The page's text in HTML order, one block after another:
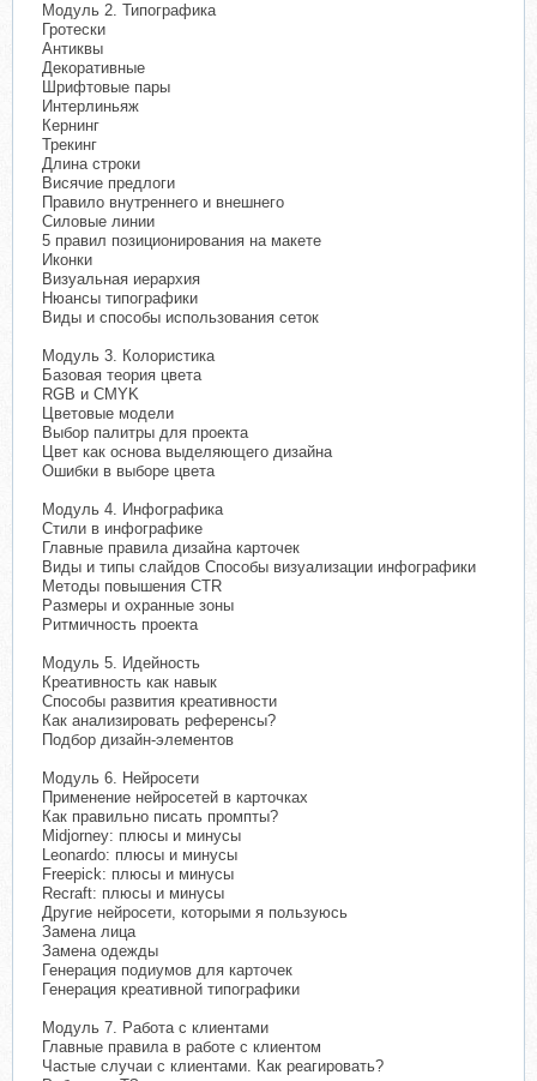
Модуль 2. Типографика
Гротески
Антиквы
Декоративные
Шрифтовые пары
Интерлиньяж
Кернинг
Трекинг
Длина строки
Висячие предлоги
Правило внутреннего и внешнего
Силовые линии
5 правил позиционирования на макете
Иконки
Визуальная иерархия
Нюансы типографики
Виды и способы использования сеток
Модуль 3. Колористика
Базовая теория цвета
RGB и CMYK
Цветовые модели
Выбор палитры для проекта
Цвет как основа выделяющего дизайна
Ошибки в выборе цвета
Модуль 4. Инфографика
Стили в инфографике
Главные правила дизайна карточек
Виды и типы слайдов Способы визуализации инфографики
Методы повышения CTR
Размеры и охранные зоны
Ритмичность проекта
Модуль 5. Идейность
Креативность как навык
Способы развития креативности
Как анализировать референсы?
Подбор дизайн-элементов
Модуль 6. Нейросети
Применение нейросетей в карточках
Как правильно писать промпты?
Midjorney: плюсы и минусы
Leonardo: плюсы и минусы
Freepick: плюсы и минусы
Recraft: плюсы и минусы
Другие нейросети, которыми я пользуюсь
Замена лица
Замена одежды
Генерация подиумов для карточек
Генерация креативной типографики
Модуль 7. Работа с клиентами
Главные правила в работе с клиентом
Частые случаи с клиентами. Как реагировать?